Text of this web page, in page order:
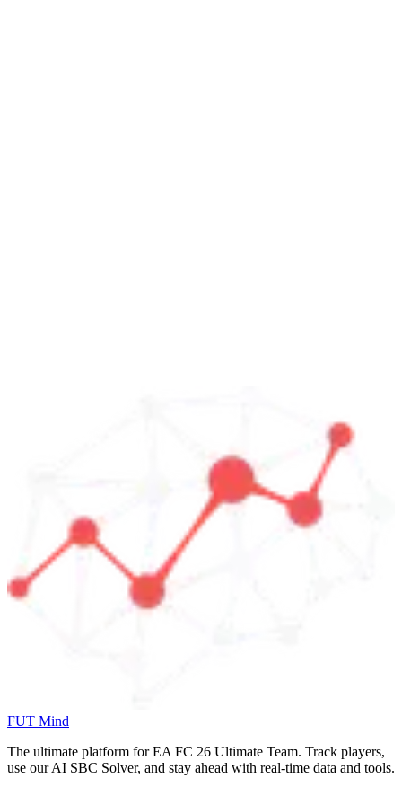
FUT Mind
The ultimate platform for EA FC 26 Ultimate Team. Track players,
use our AI SBC Solver, and stay ahead with real-time data and tools.